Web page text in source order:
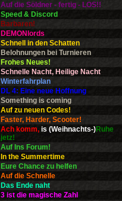
Auf die Söldner - fertig - LOS!!
Speed & Discord
Barbaren!
DEMONlords
Schnell in den Schatten
Belohnungen bei Turnieren
Frohes Neues!
Schnelle Nacht, Heilige Nacht
Winterfahrplan
DL 4: Eine neue Hoffnung
Something is coming
Auf zu neuen Codes!
Faster, Harder, Scooter!
Ach komm, is (Weihnachts-)Ruhe
jetz!
Auf Ins Forum!
In the Summertime
Eure Chance zu helfen
Auf die Schnelle
Das Ende naht
3 ist die magische Zahl